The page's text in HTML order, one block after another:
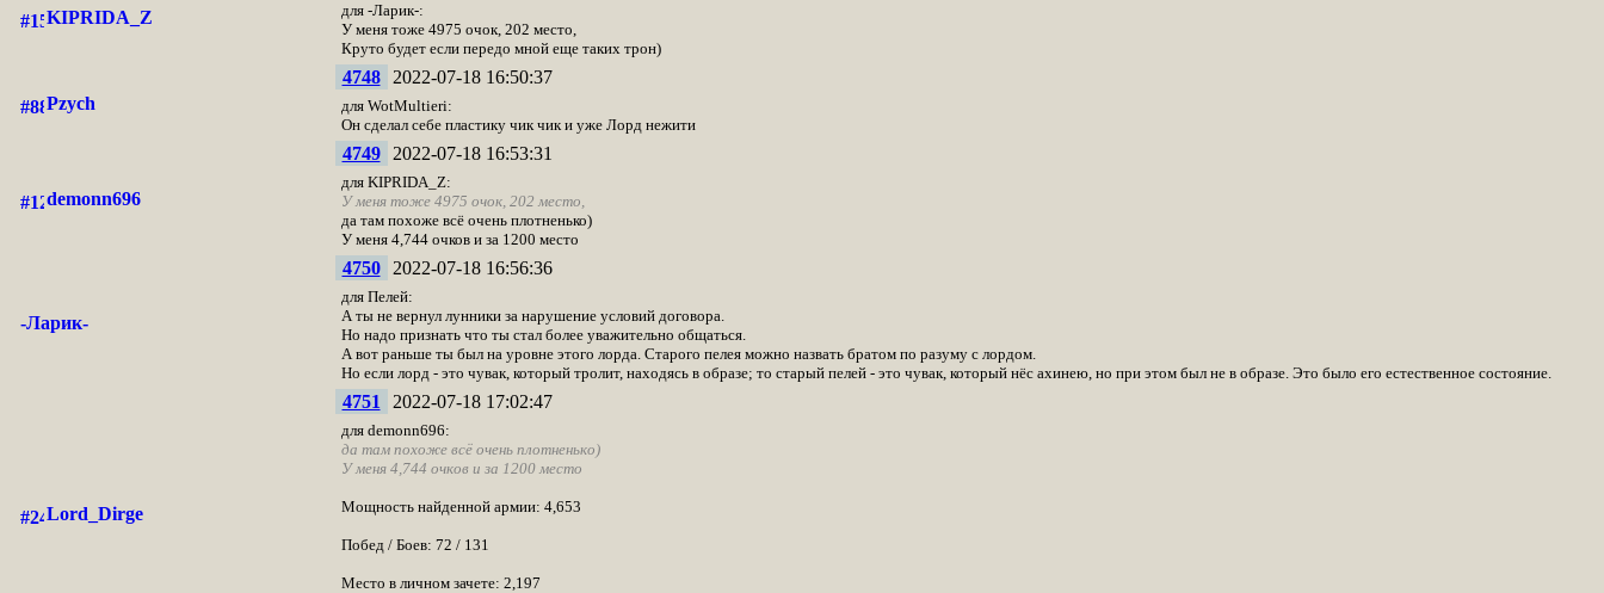
KIPRIDA_Z
для -Ларик-:
У меня тоже 4975 очок, 202 место,
Круто будет если передо мной еще таких трон)
Pzych
4748 2022-07-18 16:50:37
для WotMultieri:
Он сделал себе пластику чик чик и уже Лорд нежити
demonn696
4749 2022-07-18 16:53:31
для KIPRIDA_Z:
У меня тоже 4975 очок, 202 место,
да там похоже всё очень плотненько)
У меня 4,744 очков и за 1200 место
-Ларик-
4750 2022-07-18 16:56:36
для Пелей:
А ты не вернул лунники за нарушение условий договора.
Но надо признать что ты стал более уважительно общаться.
А вот раньше ты был на уровне этого лорда. Старого пелея можно назвать братом по разуму с лордом.
Но если лорд - это чувак, который тролит, находясь в образе; то старый пелей - это чувак, который нёс ахинею, но при этом был не в образе. Это было его естественное состояние.
Lord_Dirge
4751 2022-07-18 17:02:47
для demonn696:
да там похоже всё очень плотненько)
У меня 4,744 очков и за 1200 место
Мощность найденной армии: 4,653
Побед / Боев: 72 / 131
Место в личном зачете: 2,197